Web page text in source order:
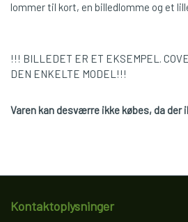
lommer til kort, en billedlomme og et
!!! BILLEDET ER ET EKSEMPEL.
DEN ENKELTE MODEL!!!
Varen kan desværre ikke købes, da der
Kontaktoplysninger